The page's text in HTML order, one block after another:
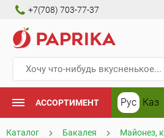
+7(708) 703-77-37
АССОРТИМЕНТ Рус Каз
Каталог Бакалея
Майонез,